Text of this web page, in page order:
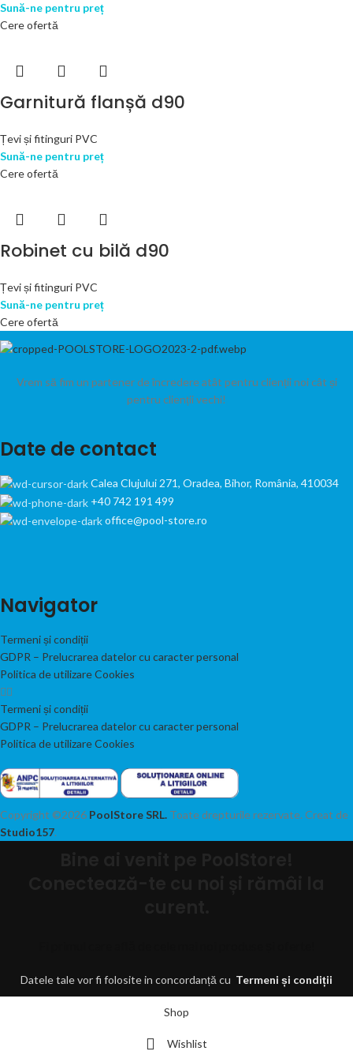
Sună-ne pentru preț
Cere ofertă
Garnitură flanșă d90
Țevi și fitinguri PVC
Sună-ne pentru preț
Cere ofertă
Robinet cu bilă d90
Țevi și fitinguri PVC
Sună-ne pentru preț
Cere ofertă
Vrem să fim un partener de încredere atât pentru clienții noi cât și
pentru clienții vechi!
Date de contact
Calea Clujului 271, Oradea, Bihor, România, 410034
+40 742 191 499
office@pool-store.ro
Navigator
Termeni și condiții
GDPR – Prelucrarea datelor cu caracter personal
Politica de utilizare Cookies
Termeni și condiții
GDPR – Prelucrarea datelor cu caracter personal
Politica de utilizare Cookies
Copyright ©2026 PoolStore SRL. Toate drepturile rezervate. Creat de
Studio157.
Datele tale vor fi folosite in concordanță cu Termeni și condiții
Shop
Wishlist